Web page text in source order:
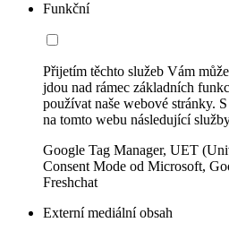
Funkční
Přijetím těchto služeb Vám
jdou nad rámec základních
používat naše webové stránky.
na tomto webu následující
Google Tag Manager, UET
Consent Mode od Microsoft,
Freshchat
Externí mediální obsah